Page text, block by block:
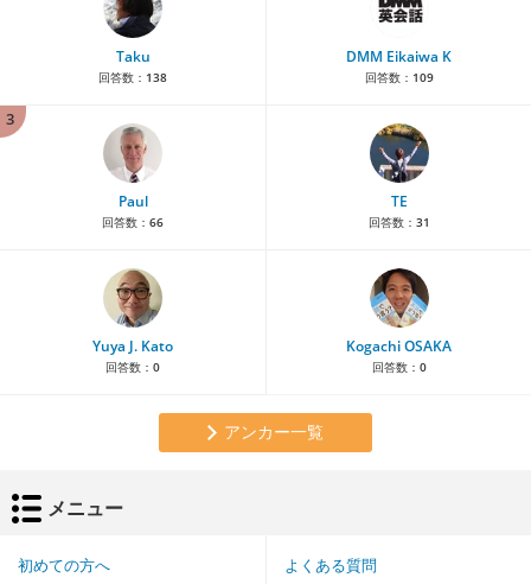
Taku
回答数： 138
DMM Eikaiwa K
回答数： 109
3
Paul
回答数： 66
TE
回答数： 31
Yuya J. Kato
回答数： 0
Kogachi OSAKA
回答数： 0
アンカー一覧
メニュー
初めての方へ よくある質問